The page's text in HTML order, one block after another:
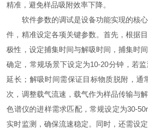
精准，避免样品吸附效率下降。
软件参数的调试是设备功能实现的核心
件，精准设定各项关键参数。首先，根据
极性，设定捕集时间与解吸时间，捕集时
确定，常规场景下设定为10-20分钟，若
延长；解吸时间需保证目标物质脱附，通
次，调整载气流速，载气作为样品传输与
色谱仪的进样需求匹配，常规设定为30-
实时监测，确保流速稳定。同时，还需设